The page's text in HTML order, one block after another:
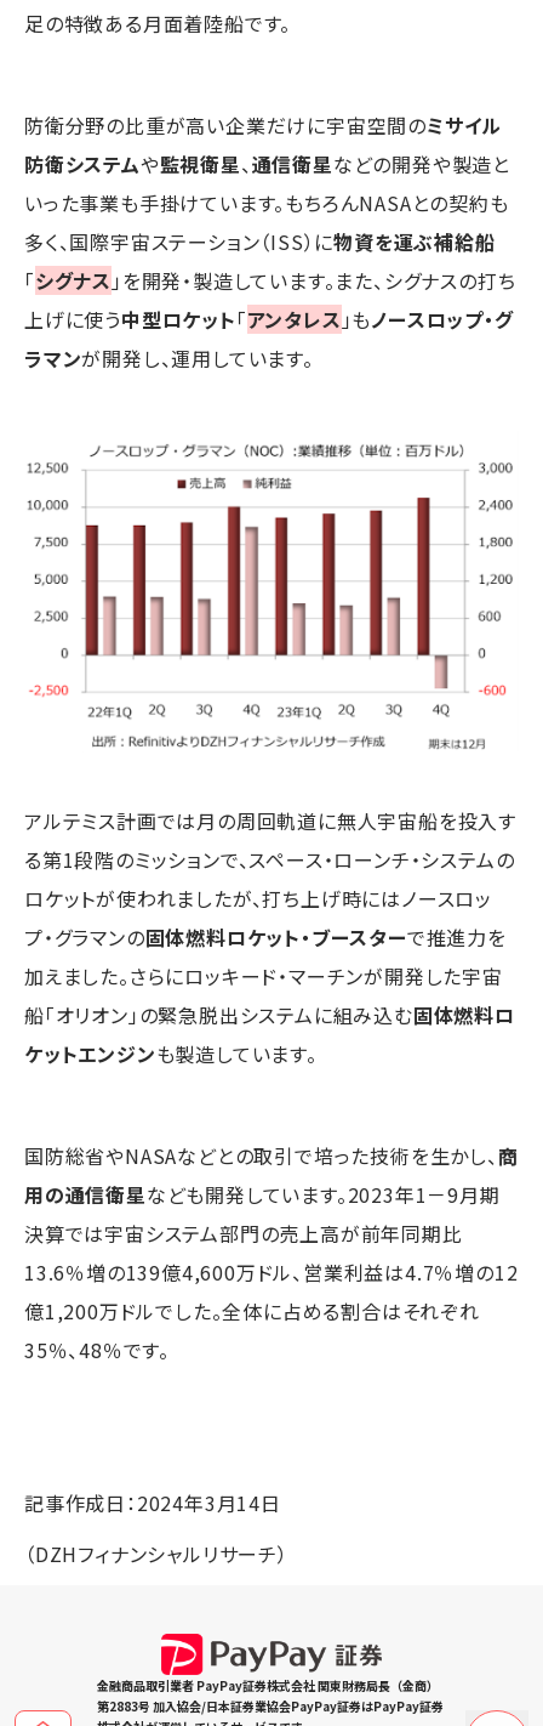
足の特徴ある月面着陸船です。
防衛分野の比重が高い企業だけに宇宙空間のミサイル
防衛システムや監視衛星、通信衛星などの開発や製造と
いった事業も手掛けています。もちろんNASAとの契約も
多く、国際宇宙ステーション（ISS）に物資を運ぶ補給船
「シグナス 」を開発・製造しています。また、シグナスの打ち
上げに使う中型ロケット「アンタレス 」もノースロップ・グ
ラマンが開発し、運用しています。
アルテミス計画では月の周回軌道に無人宇宙船を投入す
る第1段階のミッションで、スペース・ローンチ・システムの
ロケットが使われましたが、打ち上げ時にはノースロッ
プ・グラマンの固体燃料ロケット・ブースターで推進力を
加えました。さらにロッキード・マーチンが開発した宇宙
船「オリオン」の緊急脱出システムに組み込む固体燃料ロ
ケットエンジンも製造しています。
国防総省やNASAなどとの取引で培った技術を生かし、商
用の通信衛星なども開発しています。2023年1－9月期
決算では宇宙システム部門の売上高が前年同期比
13.6％増の139億4,600万ドル、営業利益は4.7％増の12
億1,200万ドルでした。全体に占める割合はそれぞれ
35％、48％です。
記事作成日：2024年3月14日
（DZHフィナンシャルリサーチ）
金融商品取引業者 PayPay証券株式会社 関東財務局長（金商）
第2883号 加入協会/日本証券業協会PayPay証券はPayPay証券